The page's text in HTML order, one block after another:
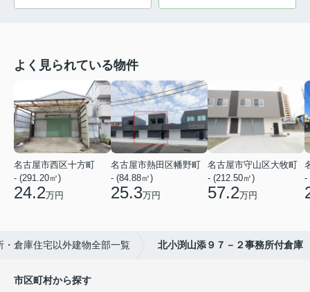
よく見られている物件
名古屋市西区十方町
- (291.20㎡)
24.2万円
名古屋市熱田区幡野町
- (84.88㎡)
25.3万円
名古屋市守山区大牧町
- (212.50㎡)
57.2万円
-
・倉庫住宅以外建物全部一覧 北小渕山添９７－２事務所付倉庫
市区町村から探す